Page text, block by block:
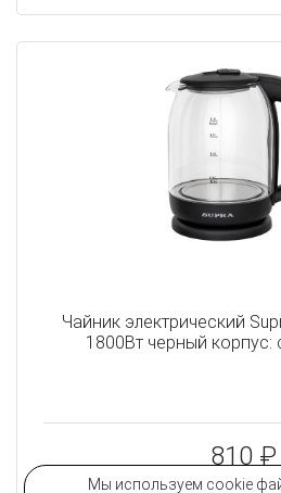
Мы используем cookie
Чайник электрический
1800Вт черный корпус:
810 ₽